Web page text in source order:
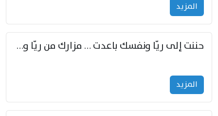
المزید
حننت إلى ريّا ونفسك باعدت … مزارك من ريّا وشعباكما معا
المزید